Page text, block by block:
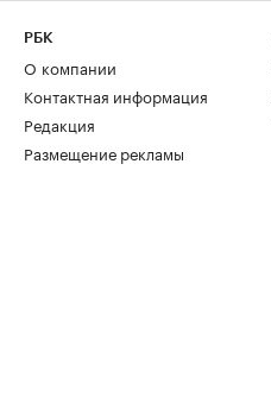
РБК
О компании
Контактная информация
Редакция
Размещение рекламы